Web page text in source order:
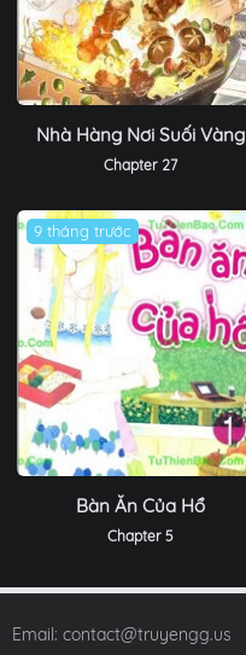
Nhà Hàng Nơi Suối Vàng
Chapter 27
9 tháng trước
Bàn Ăn Của Hổ
Chapter 5
Email: contact@truyengg.us